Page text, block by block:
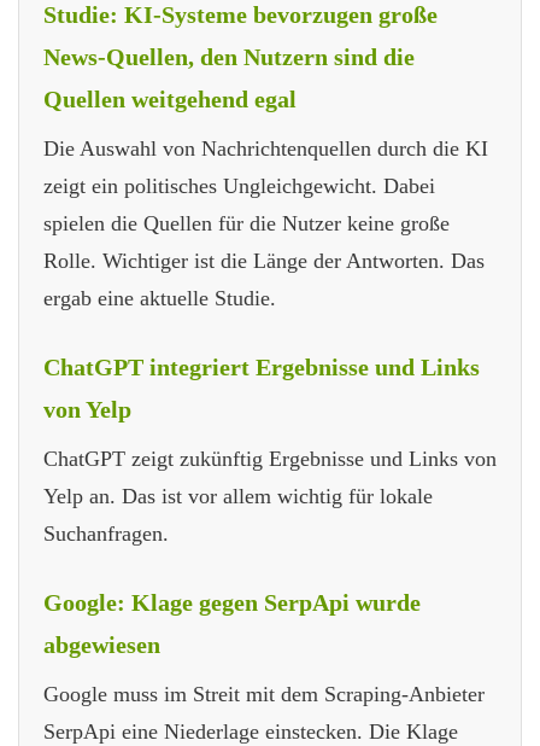
Studie: KI-Systeme bevorzugen große
News-Quellen, den Nutzern sind die
Quellen weitgehend egal
Die Auswahl von Nachrichtenquellen durch die KI
zeigt ein politisches Ungleichgewicht. Dabei
spielen die Quellen für die Nutzer keine große
Rolle. Wichtiger ist die Länge der Antworten. Das
ergab eine aktuelle Studie.
ChatGPT integriert Ergebnisse und Links
von Yelp
ChatGPT zeigt zukünftig Ergebnisse und Links von
Yelp an. Das ist vor allem wichtig für lokale
Suchanfragen.
Google: Klage gegen SerpApi wurde
abgewiesen
Google muss im Streit mit dem Scraping-Anbieter
SerpApi eine Niederlage einstecken. Die Klage